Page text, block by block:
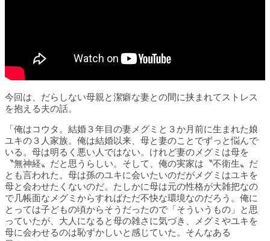
今回は、だらしない母親と潔癖な妻との間に挟まれてストレス
を抱える夫の話。
「俺はコウタ。結婚３年目の妻メグミと３か月前に生まれた娘
ユキの３人家族。俺は結婚以来、母と妻のことでずっと悩んで
いる。母は明るく悪い人ではない。けれど妻のメグミは母を
〝無神経〟だと思うらしい。そして、俺の実家は〝不衛生〟だ
とも言われた。母は孫のユキに会いたいのだがメグミはユキを
母と会わせたくないのだ。たしかに母は元の性格が大雑把なの
で几帳面なメグミからすればただ不快な環境なのだろう。俺に
とっては子どもの頃からそうだったので「そういうもの」と思
っていたが、大人になると母の雑さに気づき、メグミやユキを
母に会わせるのは恥ずかしいと感じていた。そんなある